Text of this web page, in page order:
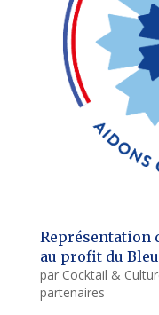
Représentation
au profit du
par Cocktail &
partenaires